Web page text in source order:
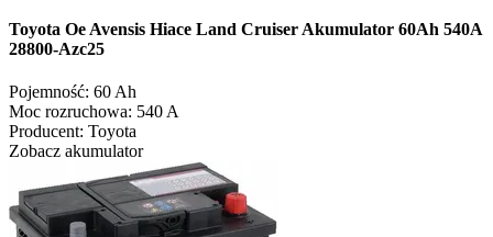
Toyota Oe Avensis Hiace Land Cruiser Akumulator 60Ah 540A
28800-Azc25
Pojemność: 60 Ah
Moc rozruchowa: 540 A
Producent: Toyota
Zobacz akumulator